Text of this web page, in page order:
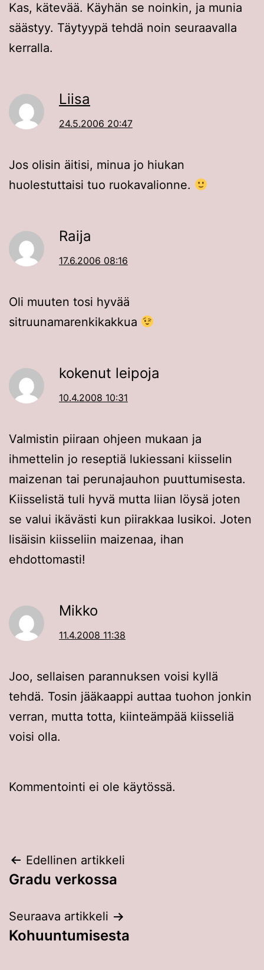
Kas, kätevää. Käyhän se noinkin, ja munia
säästyy. Täytyypä tehdä noin seuraavalla
kerralla.
Liisa
24.5.2006 20:47
Jos olisin äitisi, minua jo hiukan
huolestuttaisi tuo ruokavalionne.
Raija
17.6.2006 08:16
Oli muuten tosi hyvää
sitruunamarenkikakkua
kokenut leipoja
10.4.2008 10:31
Valmistin piiraan ohjeen mukaan ja
ihmettelin jo reseptiä lukiessani kiisselin
maizenan tai perunajauhon puuttumisesta.
Kiisselistä tuli hyvä mutta liian löysä joten
se valui ikävästi kun piirakkaa lusikoi. Joten
lisäisin kiisseliin maizenaa, ihan
ehdottomasti!
Mikko
11.4.2008 11:38
Joo, sellaisen parannuksen voisi kyllä
tehdä. Tosin jääkaappi auttaa tuohon jonkin
verran, mutta totta, kiinteämpää kiisseliä
voisi olla.
Kommentointi ei ole käytössä.
Artikkelien
selaus
Edellinen artikkeli
Gradu verkossa
Seuraava artikkeli
Kohuuntumisesta